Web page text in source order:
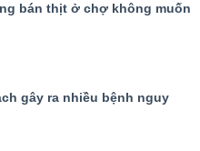
bán thịt ở chợ không muốn
gây ra nhiều bệnh nguy